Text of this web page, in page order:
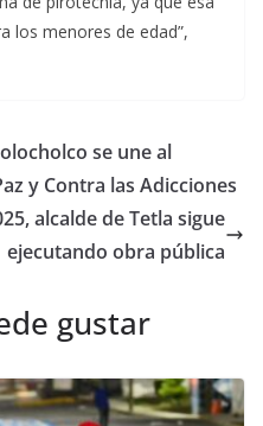
los menores de edad”,
se une al
y Contra las Adicciones
alcalde de Tetla sigue
ejecutando obra pública
gustar